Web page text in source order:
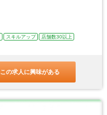
スキルアップ
店舗数30以上
この求人に興味がある